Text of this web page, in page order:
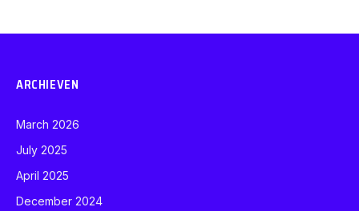
ARCHIEVEN
March 2026
July 2025
April 2025
December 2024